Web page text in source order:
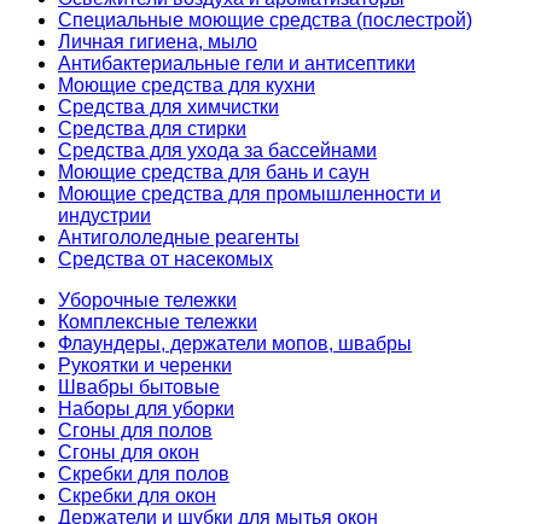
Специальные моющие средства (послестрой)
Личная гигиена, мыло
Антибактериальные гели и антисептики
Моющие средства для кухни
Средства для химчистки
Средства для стирки
Средства для ухода за бассейнами
Моющие средства для бань и саун
Моющие средства для промышленности и
индустрии
Антигололедные реагенты
Средства от насекомых
Уборочные тележки
Комплексные тележки
Флаундеры, держатели мопов, швабры
Рукоятки и черенки
Швабры бытовые
Наборы для уборки
Сгоны для полов
Сгоны для окон
Скребки для полов
Скребки для окон
Держатели и шубки для мытья окон